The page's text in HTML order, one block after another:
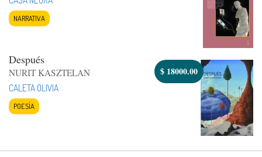
NARRATIVA
Después
NURIT KASZTELAN
CALETA OLIVIA
POESÍA
$ 18000.00